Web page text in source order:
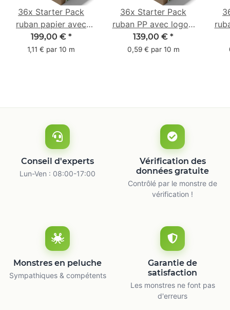
36x Starter Pack
ruban papier avec
logo - 1 couleur - 50
mm x 50 m -
199,00 € *
1,11 € par 10 m
36x Starter Pack
ruban PP avec logo -
1 couleur - 48 mm x
66 m
139,00 € *
0,59 € par 10 m
Conseil d'experts
Lun-Ven : 08:00-17:00
Vérification des
données gratuite
Contrôlé par le monstre de
vérification !
Monstres en peluche
Sympathiques & compétents
Garantie de
satisfaction
Les monstres ne font pas
d'erreurs